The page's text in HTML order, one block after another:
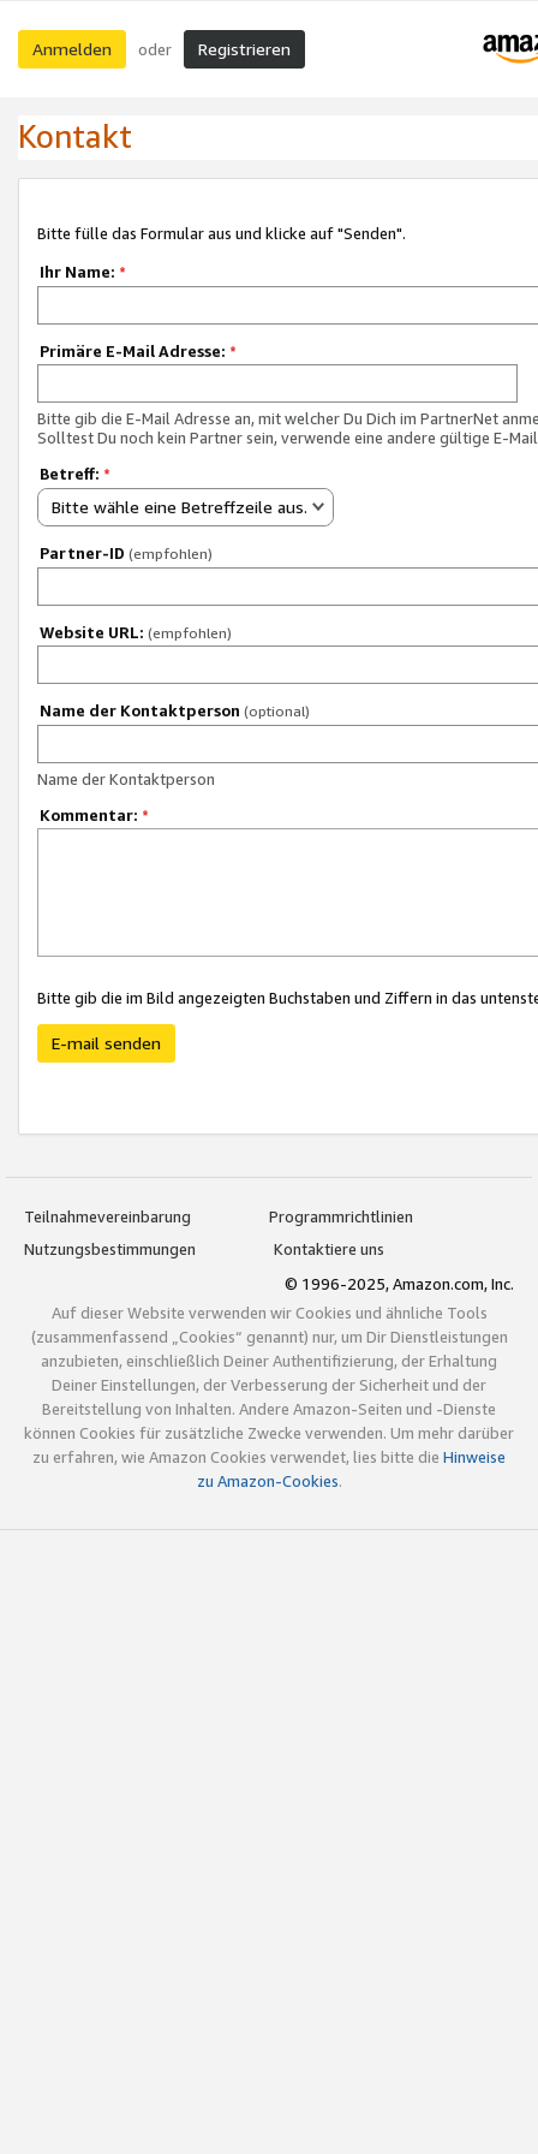
Anmelden oder Registrieren
Kontakt
Bitte fülle das Formular aus und klicke auf "Senden".
Ihr Name: *
Primäre E-Mail Adresse: *
Bitte gib die E-Mail Adresse an, mit welcher Du Dich im PartnerNet
Solltest Du noch kein Partner sein, verwende eine andere gültige E-
Betreff: *
Bitte wähle eine Betreffzeile aus.
Partner-ID (empfohlen)
Website URL: (empfohlen)
Name der Kontaktperson (optional)
Name der Kontaktperson
Kommentar: *
Bitte gib die im Bild angezeigten Buchstaben und Ziffern in das
E-mail senden
Teilnahmevereinbarung
Programmrichtlinien
Nutzungsbestimmungen
Kontaktiere uns
© 1996-2025, Amazon.com, Inc.
Auf dieser Website verwenden wir Cookies und ähnliche Tools
(zusammenfassend „Cookies“ genannt) nur, um Dir Dienstleistungen
anzubieten, einschließlich Deiner Authentifizierung, der Erhaltung
Deiner Einstellungen, der Verbesserung der Sicherheit und der
Bereitstellung von Inhalten. Andere Amazon-Seiten und -Dienste
können Cookies für zusätzliche Zwecke verwenden. Um mehr darüber
zu erfahren, wie Amazon Cookies verwendet, lies bitte die Hinweise
zu Amazon-Cookies.